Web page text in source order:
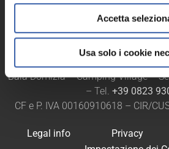
Accetta
Usa solo i cookie
Baia Domizia – Camping Village –
– Tel. +39 0823
CF e P. IVA 00160910618 – CIR/
Legal info Privacy